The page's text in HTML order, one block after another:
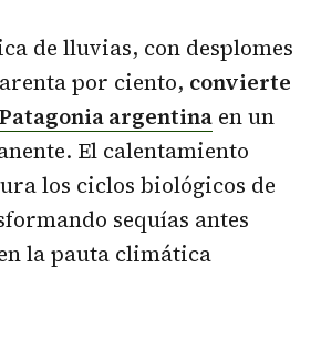
de lluvias, con desplomes
por ciento, convierte
Patagonia argentina en un
El calentamiento
los ciclos biológicos de
sequías antes
la pauta climática